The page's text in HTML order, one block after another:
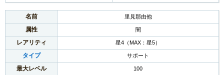
名前 里見那由他
属性 闇
レアリティ 星4（MAX：星5）
タイプ サポート
最大レベル 100